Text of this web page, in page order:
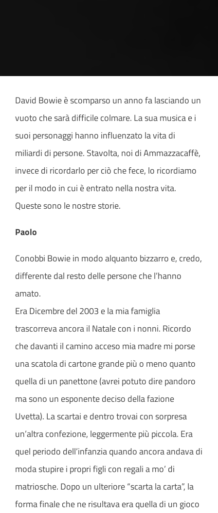
David Bowie è scomparso un anno fa lasciando un
vuoto che sarà difficile colmare. La sua musica e i
suoi personaggi hanno influenzato la vita di
miliardi di persone. Stavolta, noi di Ammazzacaffè,
invece di ricordarlo per ciò che fece, lo ricordiamo
per il modo in cui è entrato nella nostra vita.
Queste sono le nostre storie.
Paolo
Conobbi Bowie in modo alquanto bizzarro e, credo,
differente dal resto delle persone che l’hanno
amato.
Era Dicembre del 2003 e la mia famiglia
trascorreva ancora il Natale con i nonni. Ricordo
che davanti il camino acceso mia madre mi porse
una scatola di cartone grande più o meno quanto
quella di un panettone (avrei potuto dire pandoro
ma sono un esponente deciso della fazione
Uvetta). La scartai e dentro trovai con sorpresa
un’altra confezione, leggermente più piccola. Era
quel periodo dell’infanzia quando ancora andava di
moda stupire i propri figli con regali a mo’ di
matriosche. Dopo un ulteriore “scarta la carta”, la
forma finale che ne risultava era quella di un gioco